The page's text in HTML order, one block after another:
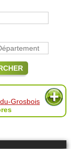
Grosbois